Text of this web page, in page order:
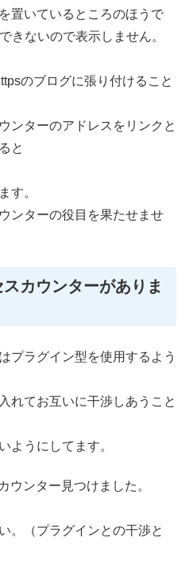
置いているところのほうで
きないので表示しません。
のブログに張り付けること
ンターのアドレスをリンクと
と
す。
ンターの役目を果たせませ
カウンターがありま
プラグイン型を使用するよう
れてお互いに干渉しあうこと
ようにしてます。
ウンター見つけました。
。（プラグインとの干渉と